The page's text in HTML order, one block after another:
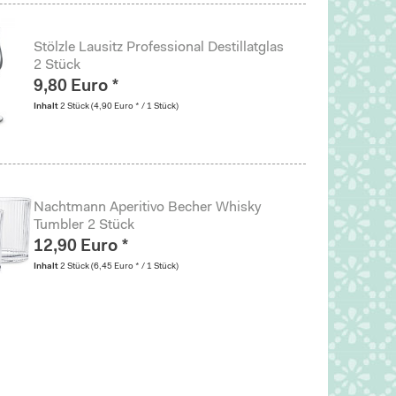
Stölzle Lausitz Professional Destillatglas
2 Stück
9,80 Euro *
Inhalt 2 Stück (4,90 Euro * / 1 Stück)
Nachtmann Aperitivo Becher Whisky
Tumbler 2 Stück
12,90 Euro *
Inhalt 2 Stück (6,45 Euro * / 1 Stück)